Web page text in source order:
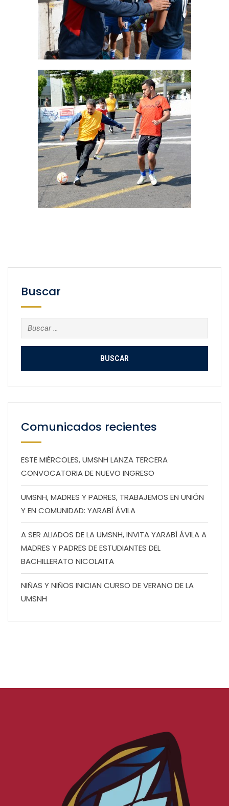
Buscar
Buscar:
Comunicados recientes
ESTE MIÉRCOLES, UMSNH LANZA TERCERA
CONVOCATORIA DE NUEVO INGRESO
UMSNH, MADRES Y PADRES, TRABAJEMOS EN UNIÓN
Y EN COMUNIDAD: YARABÍ ÁVILA
A SER ALIADOS DE LA UMSNH, INVITA YARABÍ ÁVILA A
MADRES Y PADRES DE ESTUDIANTES DEL
BACHILLERATO NICOLAITA
NIÑAS Y NIÑOS INICIAN CURSO DE VERANO DE LA
UMSNH